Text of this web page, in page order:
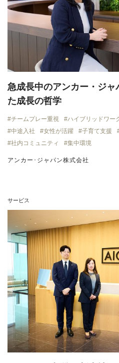
急成長中のアンカー・ジ
た成長の哲学
チームプレー重視 ハイブリッドワー
中途入社
女性が活躍 子育て支援
社内コミュニティ
集中環境
アンカー･ジャパン株式会社
サービス